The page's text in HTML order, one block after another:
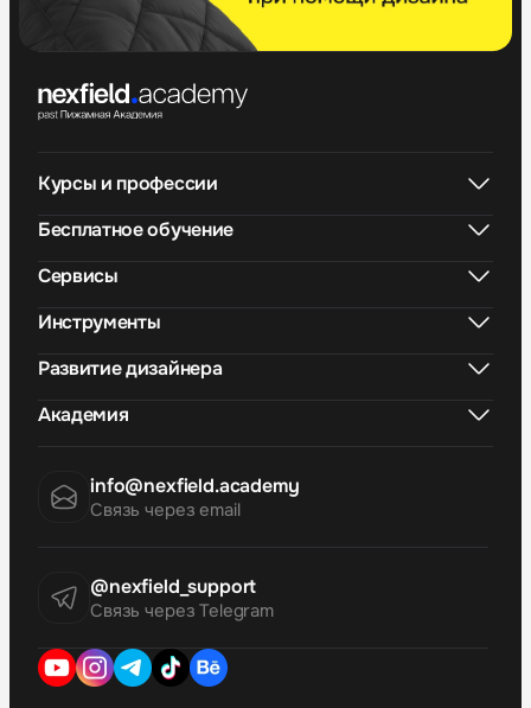
info@nexfield.academy
Связь через email
@nexfield_support
Связь через Telegram
Курсы и профессии
Бесплатное обучение
Сервисы
Инструменты
Развитие дизайнера
Академия